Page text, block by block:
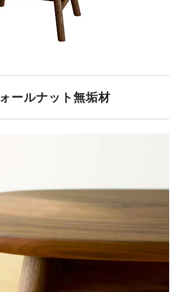
ールナット無垢材